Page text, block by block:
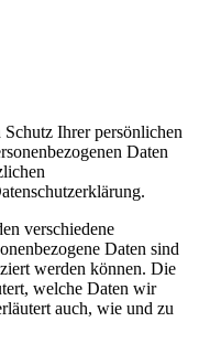
Ihrer persönlichen
Daten
verschiedene
Daten sind
werden können. Die
welche Daten wir
auch, wie und zu